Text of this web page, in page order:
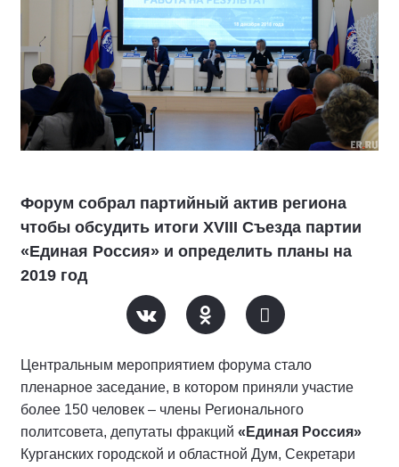
Форум собрал партийный актив региона
чтобы обсудить итоги XVIII Съезда партии
«Единая Росcия» и определить планы на
2019 год
Центральным мероприятием форума стало
пленарное заседание, в котором приняли участие
более 150 человек – члены Регионального
политсовета, депутаты фракций «Единая Россия»
Курганских городской и областной Дум, Секретари